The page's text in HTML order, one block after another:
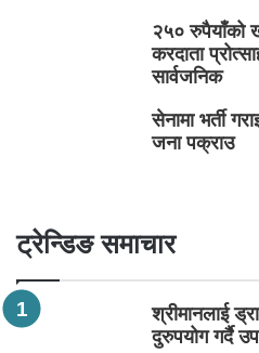
२५० रुपैयाँको
करदाता
सार्वजनिक
सेनामा भर्ती
जना पक्राउ
ट्रेन्डिङ समाचार
श्रीमानलाई
दुरुपयोग गर्दै